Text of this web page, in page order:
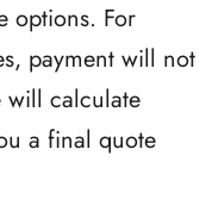
options. For
payment will not
will calculate
a final quote